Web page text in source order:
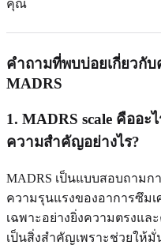
คุณ
คำถามที่พบบ่อยเกี่ยวกั
MADRS
1. MADRS scale คืออะ
ความสำคัญอย่างไร?
MADRS เป็นแบบสอบถาม
ความรุนแรงของอาการซึมเ
เฉพาะอย่างยิ่งความตรงแล
เป็นสิ่งสำคัญเพราะช่วยให้